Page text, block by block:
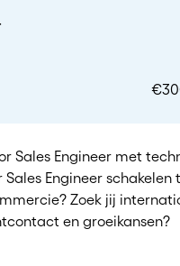
Sales Engineer met
Sales Engineer schakelen
Zoek jij
en groeikansen?